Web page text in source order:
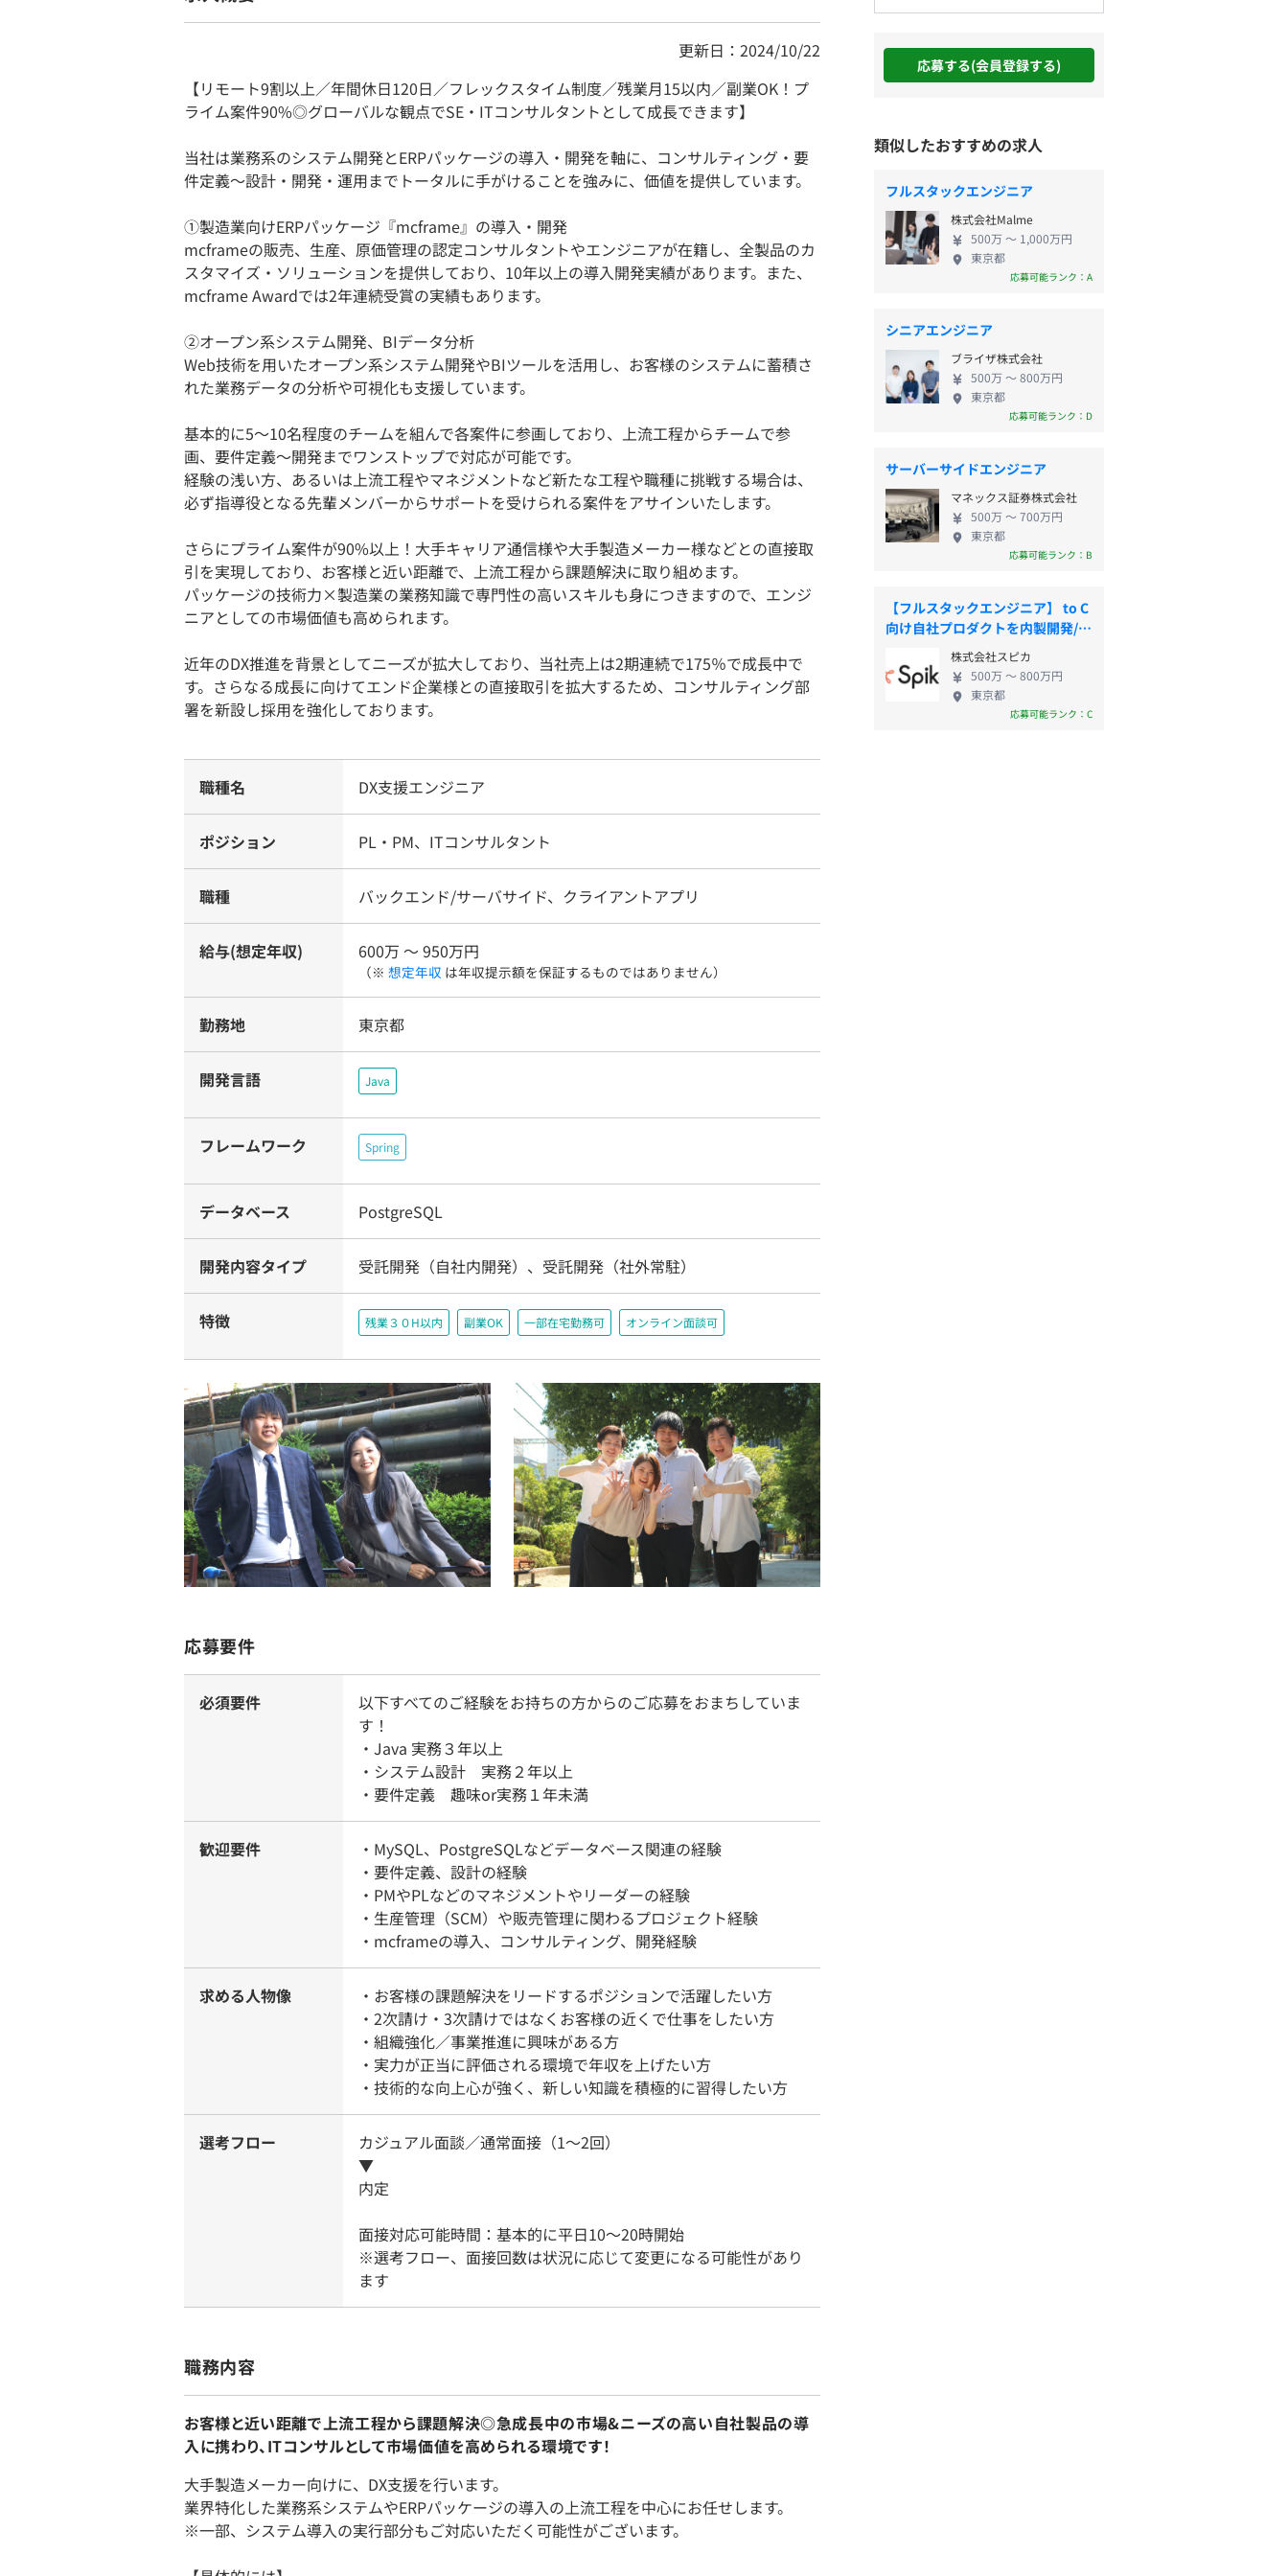
更新日：2024/10/22
【リモート9割以上／年間休日120日／フレックスタイム制度／残業月15以内／副業OK！プ
ライム案件90%◎グローバルな観点でSE・ITコンサルタントとして成長できます】
当社は業務系のシステム開発とERPパッケージの導入・開発を軸に、コンサルティング・要
件定義～設計・開発・運用までトータルに手がけることを強みに、価値を提供しています。
①製造業向けERPパッケージ『mcframe』の導入・開発
mcframeの販売、生産、原価管理の認定コンサルタントやエンジニアが在籍し、全製品のカ
スタマイズ・ソリューションを提供しており、10年以上の導入開発実績があります。また、
mcframe Awardでは2年連続受賞の実績もあります。
②オープン系システム開発、BIデータ分析
Web技術を用いたオープン系システム開発やBIツールを活用し、お客様のシステムに蓄積さ
れた業務データの分析や可視化も支援しています。
基本的に5～10名程度のチームを組んで各案件に参画しており、上流工程からチームで参
画、要件定義〜開発までワンストップで対応が可能です。
経験の浅い方、あるいは上流工程やマネジメントなど新たな工程や職種に挑戦する場合は、
必ず指導役となる先輩メンバーからサポートを受けられる案件をアサインいたします。
さらにプライム案件が90%以上！大手キャリア通信様や大手製造メーカー様などとの直接取
引を実現しており、お客様と近い距離で、上流工程から課題解決に取り組めます。
パッケージの技術力×製造業の業務知識で専門性の高いスキルも身につきますので、エンジ
ニアとしての市場価値も高められます。
近年のDX推進を背景としてニーズが拡大しており、当社売上は2期連続で175％で成長中で
す。さらなる成長に向けてエンド企業様との直接取引を拡大するため、コンサルティング部
署を新設し採用を強化しております。
職種名 DX支援エンジニア
ポジション PL・PM、ITコンサルタント
職種 バックエンド/サーバサイド、クライアントアプリ
給与(想定年収) 600万 〜 950万円
（※ 想定年収 は年収提示額を保証するものではありません）
勤務地 東京都
開発言語 Java
フレームワーク Spring
データベース PostgreSQL
開発内容タイプ 受託開発（自社内開発）、受託開発（社外常駐）
特徴 残業３０H以内 副業OK 一部在宅勤務可 オンライン面談可
応募要件
必須要件
以下すべてのご経験をお持ちの方からのご応募をおまちしていま
す！
・Java 実務３年以上
・システム設計 実務２年以上
・要件定義 趣味or実務１年未満
歓迎要件
・MySQL、PostgreSQLなどデータベース関連の経験
・要件定義、設計の経験
・PMやPLなどのマネジメントやリーダーの経験
・生産管理（SCM）や販売管理に関わるプロジェクト経験
・mcframeの導入、コンサルティング、開発経験
求める人物像
・お客様の課題解決をリードするポジションで活躍したい方
・2次請け・3次請けではなくお客様の近くで仕事をしたい方
・組織強化／事業推進に興味がある方
・実力が正当に評価される環境で年収を上げたい方
・技術的な向上心が強く、新しい知識を積極的に習得したい方
選考フロー
カジュアル面談／通常面接（1～2回）
▼
内定
面接対応可能時間：基本的に平日10〜20時開始
※選考フロー、面接回数は状況に応じて変更になる可能性があり
ます
職務内容
お客様と近い距離で上流工程から課題解決◎急成長中の市場&ニーズの高い自社製品の導
入に携わり、ITコンサルとして市場価値を高められる環境です！
大手製造メーカー向けに、DX支援を行います。
業界特化した業務系システムやERPパッケージの導入の上流工程を中心にお任せします。
※一部、システム導入の実行部分もご対応いただく可能性がございます。
応募する(会員登録する)
類似したおすすめの求人
フルスタックエンジニア
株式会社Malme
500万 〜 1,000万円
東京都
応募可能ランク：A
シニアエンジニア
ブライザ株式会社
500万 〜 800万円
東京都
応募可能ランク：D
サーバーサイドエンジニア
マネックス証券株式会社
500万 〜 700万円
東京都
応募可能ランク：B
【フルスタックエンジニア】 to C
向け自社プロダクトを内製開発/年
株式会社スピカ
500万 〜 800万円
東京都
応募可能ランク：C